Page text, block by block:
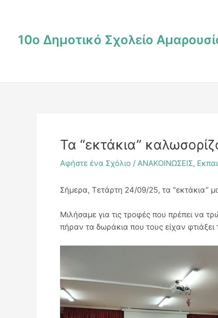
10ο Δημοτικό Σχολείο
Τα “εκτάκια”
Αφήστε ένα Σχόλιο / ΑΝΑΚΟΙΝΩΣΕΙΣ,
Σήμερα, Τετάρτη 24/09/25, τα “εκτάκια”
Μιλήσαμε για τις τροφές που πρέπει να
πήραν τα δωράκια που τους είχαν φτιάξει